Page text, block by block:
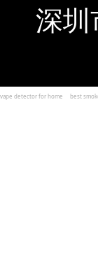
深
vape detector for home best